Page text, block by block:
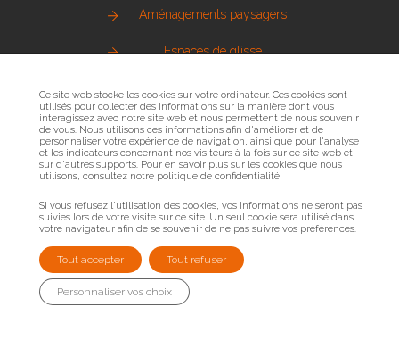
Aménagements paysagers
Espaces de glisse
Pierre naturelle
Métallerie urbaine
Sols sportifs
Copyright 2026 - TERRITOIRE SKATEPARK - Filiale du Groupe
Ce site web stocke les cookies sur votre ordinateur. Ces cookies sont
utilisés pour collecter des informations sur la manière dont vous
interagissez avec notre site web et nous permettent de nous souvenir
de vous. Nous utilisons ces informations afin d'améliorer et de
personnaliser votre expérience de navigation, ainsi que pour l'analyse
et les indicateurs concernant nos visiteurs à la fois sur ce site web et
sur d'autres supports. Pour en savoir plus sur les cookies que nous
utilisons, consultez notre politique de confidentialité
Si vous refusez l'utilisation des cookies, vos informations ne seront pas
suivies lors de votre visite sur ce site. Un seul cookie sera utilisé dans
votre navigateur afin de se souvenir de ne pas suivre vos préférences.
Tout accepter Tout refuser
Personnaliser vos choix